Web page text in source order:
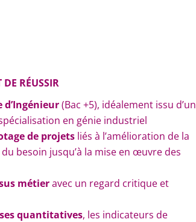
RÉUSSIR
d’Ingénieur(Bac +5), idéalement issu d’un
en génie industriel
de projets liés à l’amélioration de la
besoin jusqu’à la mise en œuvre des
métieravec un regard critique et
quantitatives, les indicateurs de